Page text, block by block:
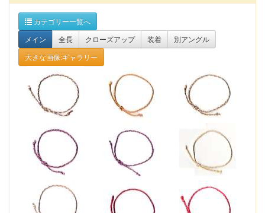
カテゴリー一覧へ
メイン
全長 クローズアップ 装着
別アングル
大きな画像:ギャラリー